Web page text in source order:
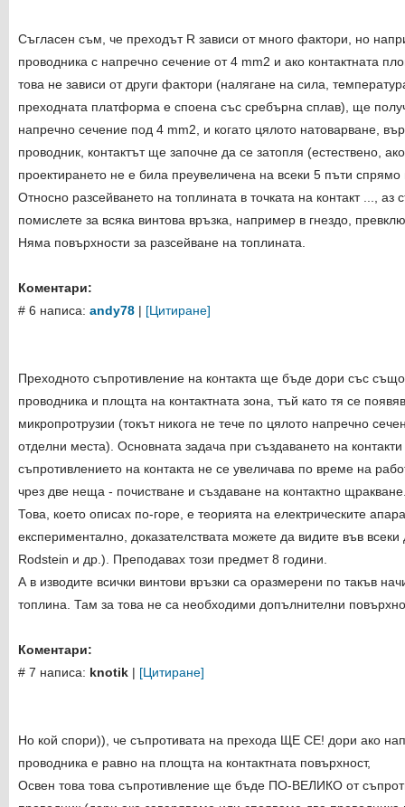
Съгласен съм, че преходът R зависи от много фактори, но
проводника с напречно сечение от 4 mm2 и ако контактната
това не зависи от други фактори (налягане на сила,
преходната платформа е споена със сребърна сплав), ще
напречно сечение под 4 mm2, и когато цялото натоварване,
проводник, контактът ще започне да се затопля (естествено,
проектирането не е била преувеличена на всеки 5 пъти спрямо
Относно разсейването на топлината в точката на контакт ...,
помислете за всяка винтова връзка, например в гнездо,
Няма повърхности за разсейване на топлината.
Коментари:
# 6 написа: andy78 | [Цитиране]
Преходното съпротивление на контакта ще бъде дори със
проводника и площта на контактната зона, тъй като тя се
микропротрузии (токът никога не тече по цялото напречно
отделни места). Основната задача при създаването на
съпротивлението на контакта не се увеличава по време на
чрез две неща - почистване и създаване на контактно
Това, което описах по-горе, е теорията на електрическите
експериментално, доказателствата можете да видите във
Rodstein и др.). Преподавах този предмет 8 години.
А в изводите всички винтови връзки са оразмерени по такъв
топлина. Там за това не са необходими допълнителни
Коментари:
# 7 написа: knotik | [Цитиране]
Но кой спори)), че съпротивата на прехода ЩЕ СЕ! дори ако
проводника е равно на площта на контактната повърхност,
Освен това това съпротивление ще бъде ПО-ВЕЛИКО от